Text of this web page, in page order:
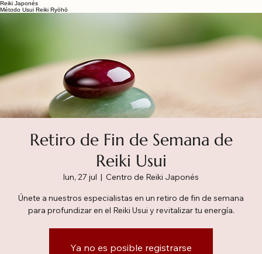
Reiki Japonés
Método Usui Reiki Ryōhō
Retiro de Fin de Semana de
Reiki Usui
lun, 27 jul
  |
Centro de Reiki Japonés
Únete a nuestros especialistas en un retiro de fin de semana
para profundizar en el Reiki Usui y revitalizar tu energía.
Ya no es posible registrarse